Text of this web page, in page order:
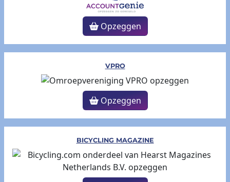
Opzeggen
VPRO
Opzeggen
BICYCLING MAGAZINE